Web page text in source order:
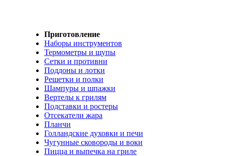
Приготовление
Наборы инструментов
Термометры и щупы
Сетки и противни
Поддоны и лотки
Решетки и полки
Шампуры и шпажки
Вертелы к грилям
Подставки и ростеры
Отсекатели жара
Планчи
Голландские духовки и печи
Чугунные сковороды и воки
Пицца и выпечка на гриле